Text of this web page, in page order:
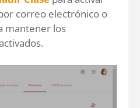
correo electrónico o
mantener los